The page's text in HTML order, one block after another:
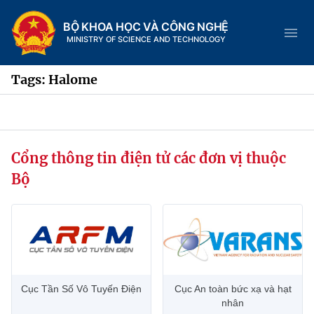
BỘ KHOA HỌC VÀ CÔNG NGHỆ
MINISTRY OF SCIENCE AND TECHNOLOGY
Trang chủ
Chức năng nhiệm vụ
Tin tức sự kiện
Hệ thống văn bản
Tags: Halome
Cổng thông tin điện tử các đơn vị thuộc
Bộ
Cục Tần Số Vô Tuyến Điện
Cục An toàn bức xạ và hạt
nhân